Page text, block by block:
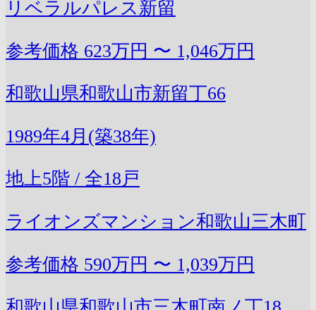
リベラルパレス新留
参考価格 623万円 〜 1,046万円
和歌山県和歌山市新留丁66
1989年4月(築38年)
地上5階 / 全18戸
ライオンズマンション和歌山三木町
参考価格 590万円 〜 1,039万円